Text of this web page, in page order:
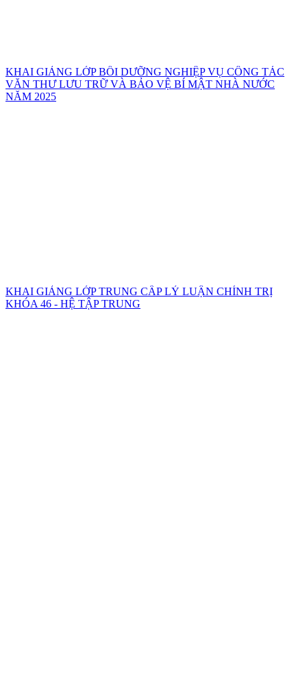
KHAI GIẢNG LỚP BỒI DƯỠNG NGHIỆP VỤ CÔNG TÁC
VĂN THƯ LƯU TRỮ VÀ BẢO VỆ BÍ MẬT NHÀ NƯỚC
NĂM 2025
KHAI GIẢNG LỚP TRUNG CẤP LÝ LUẬN CHÍNH TRỊ
KHÓA 46 - HỆ TẬP TRUNG